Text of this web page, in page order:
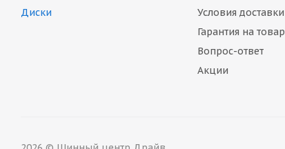
Диски
Условия доставки
Гарантия на товар
Вопрос-ответ
Акции